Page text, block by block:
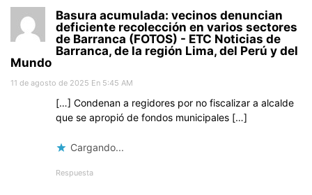
Basura acumulada: vecinos denuncian
deficiente recolección en varios sectores
de Barranca (FOTOS) - ETC Noticias de
Barranca, de la región Lima, del Perú y del
Mundo
11 de agosto de 2025 En 5:45 AM
[…] Condenan a regidores por no fiscalizar a alcalde
que se apropió de fondos municipales […]
Cargando...
Respuesta